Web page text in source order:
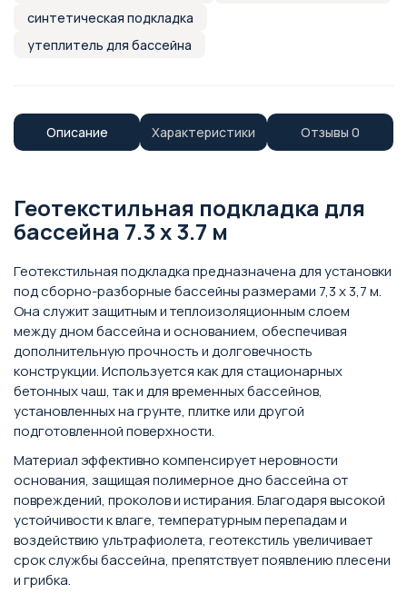
синтетическая подкладка
утеплитель для бассейна
Описание Характеристики Отзывы 0
Геотекстильная подкладка для
бассейна 7.3 х 3.7 м
Геотекстильная подкладка предназначена для установки
под сборно-разборные бассейны размерами 7,3 х 3,7 м.
Она служит защитным и теплоизоляционным слоем
между дном бассейна и основанием, обеспечивая
дополнительную прочность и долговечность
конструкции. Используется как для стационарных
бетонных чаш, так и для временных бассейнов,
установленных на грунте, плитке или другой
подготовленной поверхности.
Материал эффективно компенсирует неровности
основания, защищая полимерное дно бассейна от
повреждений, проколов и истирания. Благодаря высокой
устойчивости к влаге, температурным перепадам и
воздействию ультрафиолета, геотекстиль увеличивает
срок службы бассейна, препятствует появлению плесени
и грибка.